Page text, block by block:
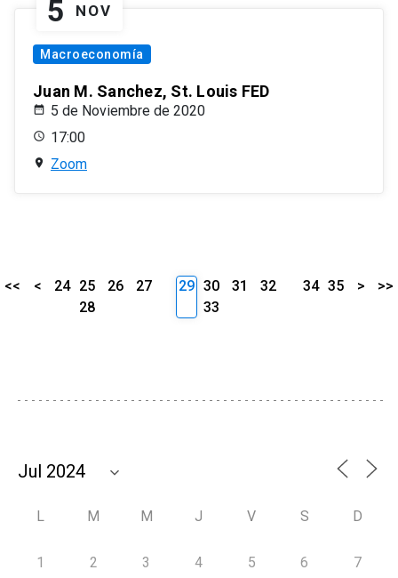
5 NOV
Macroeconomía
Juan M. Sanchez, St. Louis FED
5 de Noviembre de 2020
17:00
Zoom
<< < 24 25 26
27
28
29 30 31
32
33
34 35 > >>
L M M J V S D
1 2 3 4 5 6 7